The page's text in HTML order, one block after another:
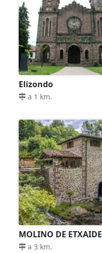
Elizondo
a 1 km.
MOLINO DE ETXAIDE
a 3 km.